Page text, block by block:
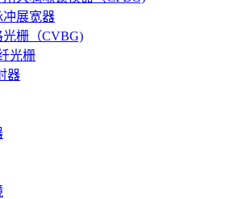
冲展宽器
栅（CVBG)
光栅
器